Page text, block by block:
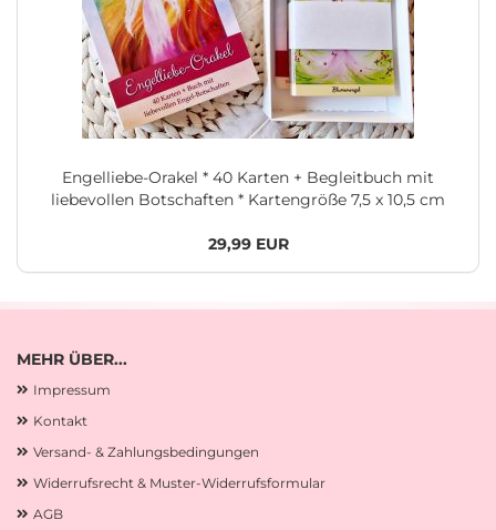
Engelliebe-Orakel * 40 Karten + Begleitbuch mit
liebevollen Botschaften * Kartengröße 7,5 x 10,5 cm
29,99 EUR
MEHR ÜBER...
Impressum
Kontakt
Versand- & Zahlungsbedingungen
Widerrufsrecht & Muster-Widerrufsformular
AGB